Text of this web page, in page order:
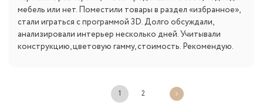
мебель или нет. Поместили товары в раздел «избранное»,
стали играться с программой 3D. Долго обсуждали,
анализировали интерьер несколько дней. Учитывали
конструкцию, цветовую гамму, стоимость. Рекомендую.
1 2